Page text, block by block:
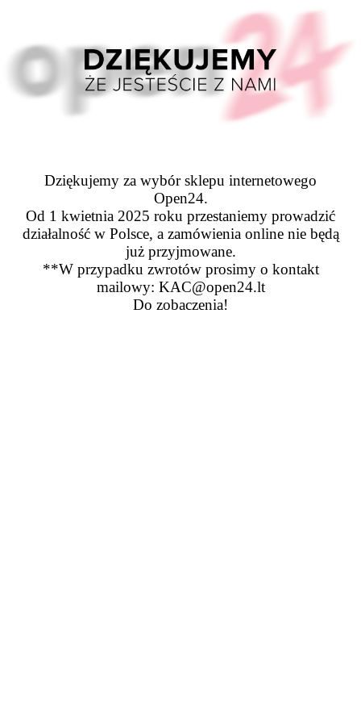
Dziękujemy za wybór sklepu internetowego
Open24.
Od 1 kwietnia 2025 roku przestaniemy prowadzić
działalność w Polsce, a zamówienia online nie będą
już przyjmowane.
**W przypadku zwrotów prosimy o kontakt
mailowy: KAC@open24.lt
Do zobaczenia!